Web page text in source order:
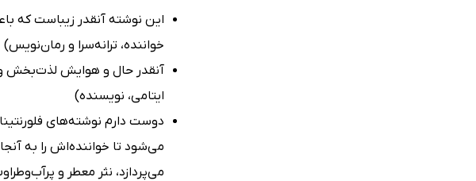
این نوشته آنقدر زیباست که
خواننده، ترانه‌سرا و رمان‌نویس)
آنقدر حال و هوایش لذت‌بخش و
ایتامی، نویسنده)
دوست دارم نوشته‌های
می‌شود تا خواننده‌اش را به
می‌پردازد، نثر معطر و